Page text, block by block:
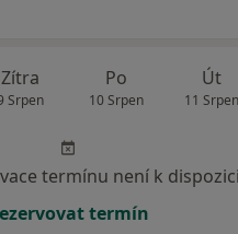
Zítra
Srpen
Po
10 Srpen
Út
11 Srpen
termínu není k dispozici
termín